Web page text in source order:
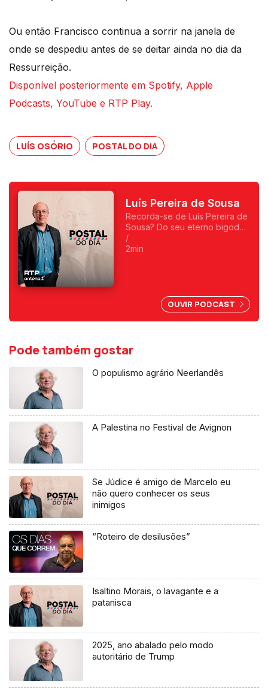
Ou então Francisco continua a sorrir na janela de
onde se despediu antes de se deitar ainda no dia da
Ressurreição.
Disponível posteriormente em Spotify, Apple
Podcasts, YouTube e RTP Play.
LUÍS OSÓRIO POSTAL DO DIA
Luís Pereira de Sousa
Recorda-se de Luís Pereira de
Sousa? Do seu eterno bigode?
Foi o primeiro a fazer
programas da manhã e o
/
2min
OUVIR PODCAST
Pode também gostar
O populismo agrário Neerlandês
A Palestina no Festival de Avignon
Se Júdice é amigo de Marcelo eu
não quero conhecer os seus
inimigos
“Roteiro de desilusões”
Isaltino Morais, o lavagante e a
patanisca
2025, ano abalado pelo modo
autoritário de Trump